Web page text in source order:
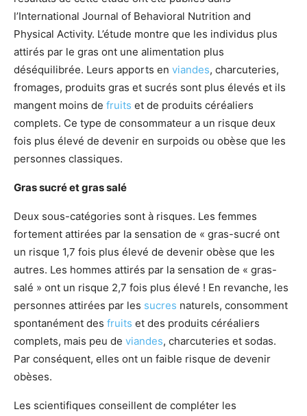
l’International Journal of Behavioral Nutrition and
Physical Activity. L’étude montre que les individus plus
attirés par le gras ont une alimentation plus
déséquilibrée. Leurs apports en viandes, charcuteries,
fromages, produits gras et sucrés sont plus élevés et ils
mangent moins de fruits et de produits céréaliers
complets. Ce type de consommateur a un risque deux
fois plus élevé de devenir en surpoids ou obèse que les
personnes classiques.
Gras sucré et gras salé
Deux sous-catégories sont à risques. Les femmes
fortement attirées par la sensation de « gras-sucré ont
un risque 1,7 fois plus élevé de devenir obèse que les
autres. Les hommes attirés par la sensation de « gras-
salé » ont un risque 2,7 fois plus élevé ! En revanche, les
personnes attirées par les sucres naturels, consomment
spontanément des fruits et des produits céréaliers
complets, mais peu de viandes, charcuteries et sodas.
Par conséquent, elles ont un faible risque de devenir
obèses.
Les scientifiques conseillent de compléter les